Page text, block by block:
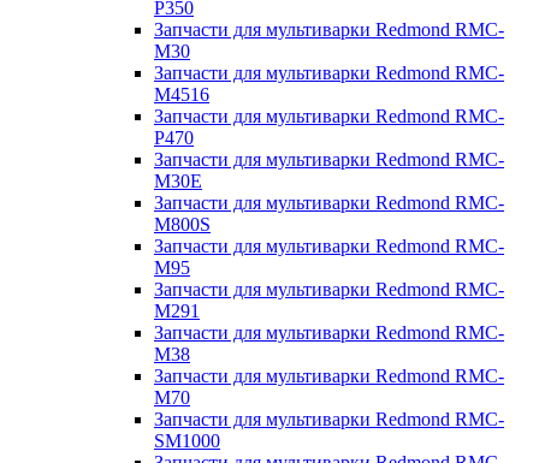
P350
Запчасти для мультиварки Redmond RMC-
M30
Запчасти для мультиварки Redmond RMC-
M4516
Запчасти для мультиварки Redmond RMC-
P470
Запчасти для мультиварки Redmond RMC-
M30E
Запчасти для мультиварки Redmond RMC-
M800S
Запчасти для мультиварки Redmond RMC-
M95
Запчасти для мультиварки Redmond RMC-
M291
Запчасти для мультиварки Redmond RMC-
M38
Запчасти для мультиварки Redmond RMC-
M70
Запчасти для мультиварки Redmond RMC-
SM1000